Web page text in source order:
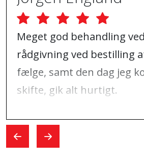
Meget god behandling
rådgivning ved bestilling
fælge, samt den dag jeg
skifte, gik alt hurtigt.